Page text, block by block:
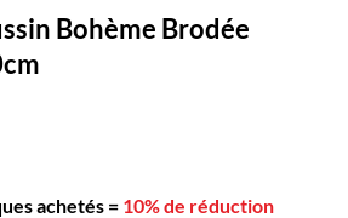
Bohème Brodée
achetés = 10% de réduction